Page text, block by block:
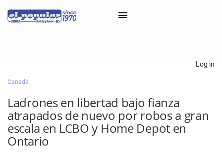
Classifieds
Categorías
Iniciar sesión con Clascal
Log in
Canadá
Ladrones en libertad bajo fianza
atrapados de nuevo por robos a gran
escala en LCBO y Home Depot en
Ontario